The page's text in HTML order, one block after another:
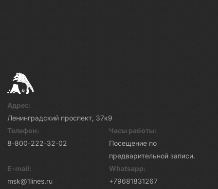
Адрес:
Ленинградский проспект, 37к9
Телефон:
8-800-222-32-02
Часы работы:
Посещение по
предварительной записи.
E-mail:
msk@1lines.ru
Whatsapp:
+79681831267